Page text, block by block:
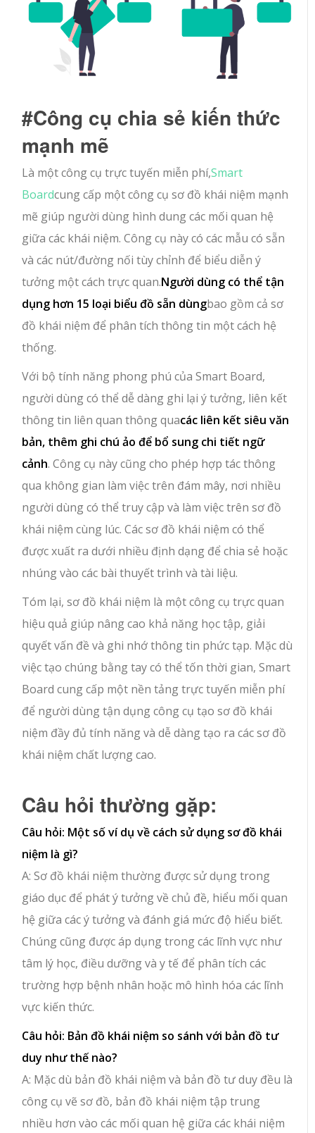
#Công cụ chia sẻ kiến thức
mạnh mẽ
Là một công cụ trực tuyến miễn phí,Smart
Boardcung cấp một công cụ sơ đồ khái niệm mạnh
mẽ giúp người dùng hình dung các mối quan hệ
giữa các khái niệm. Công cụ này có các mẫu có sẵn
và các nút/đường nối tùy chỉnh để biểu diễn ý
tưởng một cách trực quan.Người dùng có thể tận
dụng hơn 15 loại biểu đồ sẵn dùngbao gồm cả sơ
đồ khái niệm để phân tích thông tin một cách hệ
thống.
Với bộ tính năng phong phú của Smart Board,
người dùng có thể dễ dàng ghi lại ý tưởng, liên kết
thông tin liên quan thông quacác liên kết siêu văn
bản, thêm ghi chú ảo để bổ sung chi tiết ngữ
cảnh. Công cụ này cũng cho phép hợp tác thông
qua không gian làm việc trên đám mây, nơi nhiều
người dùng có thể truy cập và làm việc trên sơ đồ
khái niệm cùng lúc. Các sơ đồ khái niệm có thể
được xuất ra dưới nhiều định dạng để chia sẻ hoặc
nhúng vào các bài thuyết trình và tài liệu.
Tóm lại, sơ đồ khái niệm là một công cụ trực quan
hiệu quả giúp nâng cao khả năng học tập, giải
quyết vấn đề và ghi nhớ thông tin phức tạp. Mặc dù
việc tạo chúng bằng tay có thể tốn thời gian, Smart
Board cung cấp một nền tảng trực tuyến miễn phí
để người dùng tận dụng công cụ tạo sơ đồ khái
niệm đầy đủ tính năng và dễ dàng tạo ra các sơ đồ
khái niệm chất lượng cao.
Câu hỏi thường gặp:
Câu hỏi: Một số ví dụ về cách sử dụng sơ đồ khái
niệm là gì?
A: Sơ đồ khái niệm thường được sử dụng trong
giáo dục để phát ý tưởng về chủ đề, hiểu mối quan
hệ giữa các ý tưởng và đánh giá mức độ hiểu biết.
Chúng cũng được áp dụng trong các lĩnh vực như
tâm lý học, điều dưỡng và y tế để phân tích các
trường hợp bệnh nhân hoặc mô hình hóa các lĩnh
vực kiến thức.
Câu hỏi: Bản đồ khái niệm so sánh với bản đồ tư
duy như thế nào?
A: Mặc dù bản đồ khái niệm và bản đồ tư duy đều là
công cụ vẽ sơ đồ, bản đồ khái niệm tập trung
nhiều hơn vào các mối quan hệ giữa các khái niệm